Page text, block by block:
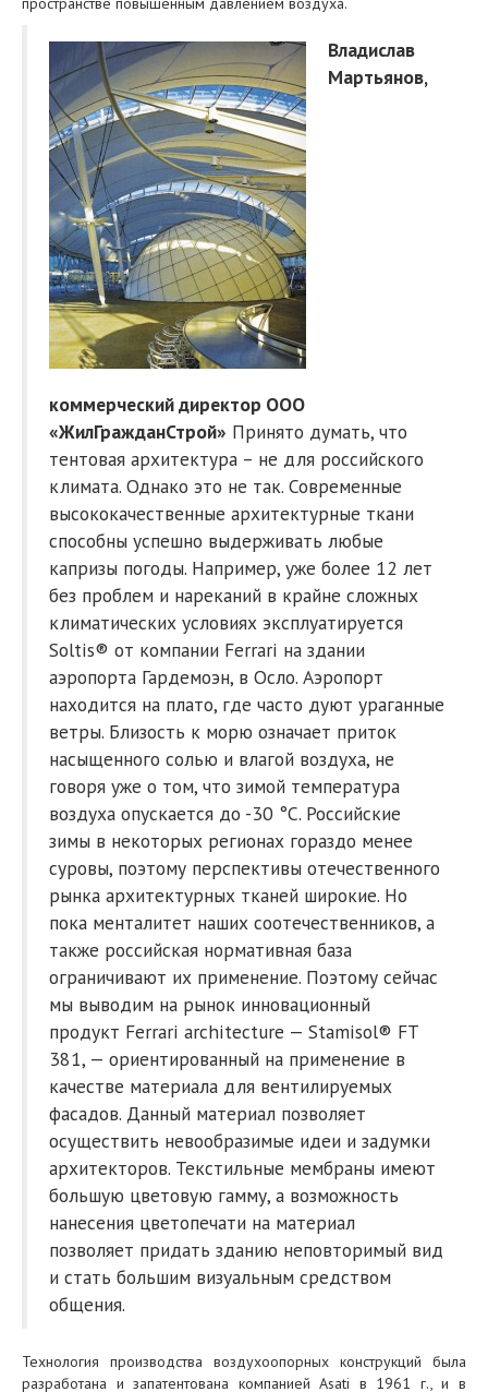
Владислав
Мартьянов,
коммерческий директор ООО
«ЖилГражданСтрой» Принято думать, что
тентовая архитектура – не для российского
климата. Однако это не так. Современные
высококачественные архитектурные ткани
способны успешно выдерживать любые
капризы погоды. Например, уже более 12 лет
без проблем и нареканий в крайне сложных
климатических условиях эксплуатируется
Soltis® от компании Ferrari на здании
аэропорта Гардемоэн, в Осло. Аэропорт
находится на плато, где часто дуют ураганные
ветры. Близость к морю означает приток
насыщенного солью и влагой воздуха, не
говоря уже о том, что зимой температура
воздуха опускается до -30 °С. Российские
зимы в некоторых регионах гораздо менее
суровы, поэтому перспективы отечественного
рынка архитектурных тканей широкие. Но
пока менталитет наших соотечественников, а
также российская нормативная база
ограничивают их применение. Поэтому сейчас
мы выводим на рынок инновационный
продукт Ferrari architecture — Stamisol® FT
381, — ориентированный на применение в
качестве материала для вентилируемых
фасадов. Данный материал позволяет
осуществить невообразимые идеи и задумки
архитекторов. Текстильные мембраны имеют
большую цветовую гамму, а возможность
нанесения цветопечати на материал
позволяет придать зданию неповторимый вид
и стать большим визуальным средством
общения.
Технология производства воздухоопорных конструкций была
разработана и запатентована компанией Asati в 1961 г., и в